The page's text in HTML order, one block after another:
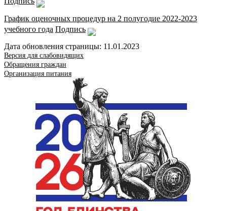
График оценочных процедур на 2 полугодие 2022-2023
учебного года Подпись
Дата обновления страницы: 11.01.2023
Версия для слабовидящих
Обращения граждан
Организация питания